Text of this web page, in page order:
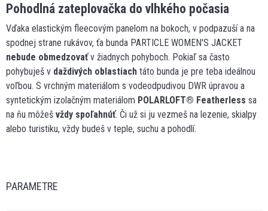
Pohodlná zateplovačka do vlhkého počasia
Vďaka elastickým fleecovým panelom na bokoch, v podpazuší a na
spodnej strane rukávov, ťa bunda PARTICLE WOMEN'S JACKET
nebude obmedzovaťv žiadnych pohyboch. Pokiaľ sa často
pohybuješ v daždivých oblastiach táto bunda je pre teba ideálnou
voľbou. S vrchným materiálom s vodeodpudivou DWR úpravou a
syntetickým izolačným materiálom POLARLOFT® Featherless sa
na ňu môžeš vždy spoľahnúť. Či už si ju vezmeš na lezenie, skialpy
alebo turistiku, vždy budeš v teple, suchu a pohodlí.
PARAMETRE